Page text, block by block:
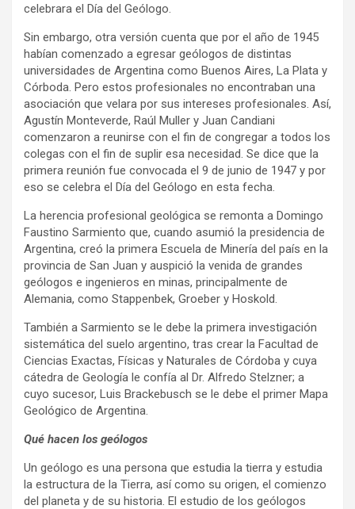
celebrara el Día del Geólogo.
Sin embargo, otra versión cuenta que por el año de 1945
habían comenzado a egresar geólogos de distintas
universidades de Argentina como Buenos Aires, La Plata y
Córboda. Pero estos profesionales no encontraban una
asociación que velara por sus intereses profesionales. Así,
Agustín Monteverde, Raúl Muller y Juan Candiani
comenzaron a reunirse con el fin de congregar a todos los
colegas con el fin de suplir esa necesidad. Se dice que la
primera reunión fue convocada el 9 de junio de 1947 y por
eso se celebra el Día del Geólogo en esta fecha.
La herencia profesional geológica se remonta a Domingo
Faustino Sarmiento que, cuando asumió la presidencia de
Argentina, creó la primera Escuela de Minería del país en la
provincia de San Juan y auspició la venida de grandes
geólogos e ingenieros en minas, principalmente de
Alemania, como Stappenbek, Groeber y Hoskold.
También a Sarmiento se le debe la primera investigación
sistemática del suelo argentino, tras crear la Facultad de
Ciencias Exactas, Físicas y Naturales de Córdoba y cuya
cátedra de Geología le confía al Dr. Alfredo Stelzner; a
cuyo sucesor, Luis Brackebusch se le debe el primer Mapa
Geológico de Argentina.
Qué hacen los geólogos
Un geólogo es una persona que estudia la tierra y estudia
la estructura de la Tierra, así como su origen, el comienzo
del planeta y de su historia. El estudio de los geólogos